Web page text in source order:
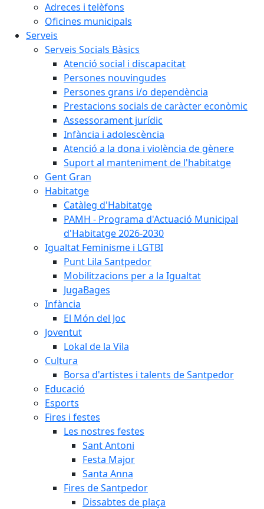
Adreces i telèfons
Oficines municipals
Serveis
Serveis Socials Bàsics
Atenció social i discapacitat
Persones nouvingudes
Persones grans i/o dependència
Prestacions socials de caràcter econòmic
Assessorament jurídic
Infància i adolescència
Atenció a la dona i violència de gènere
Suport al manteniment de l'habitatge
Gent Gran
Habitatge
Catàleg d'Habitatge
PAMH - Programa d'Actuació Municipal
d'Habitatge 2026-2030
Igualtat Feminisme i LGTBI
Punt Lila Santpedor
Mobilitzacions per a la Igualtat
JugaBages
Infància
El Món del Joc
Joventut
Lokal de la Vila
Cultura
Borsa d'artistes i talents de Santpedor
Educació
Esports
Fires i festes
Les nostres festes
Sant Antoni
Festa Major
Santa Anna
Fires de Santpedor
Dissabtes de plaça